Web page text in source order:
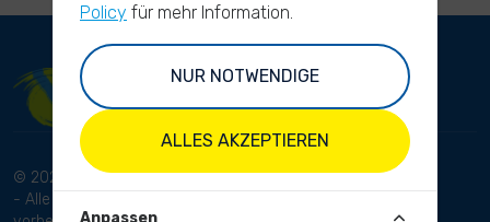
© 2024 RhineCleanUp
- Alle Rechte
Bedingungen und Konditionen
Policy für mehr Information.
NUR NOTWENDIGE
ALLES AKZEPTIEREN